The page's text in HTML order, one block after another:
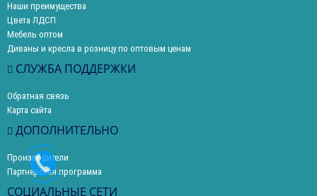
Наши преимущества
Цвета ЛДСП
Мебель оптом
Диваны и кресла в розницу по оптовым ценам
СЛУЖБА ПОДДЕРЖКИ
Обратная связь
Карта сайта
ДОПОЛНИТЕЛЬНО
Производители
Партнерская программа
СОЦИАЛЬНЫЕ СЕТИ